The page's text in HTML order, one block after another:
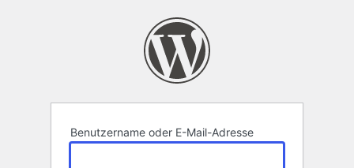
Benutzername oder E-Mail-Adresse